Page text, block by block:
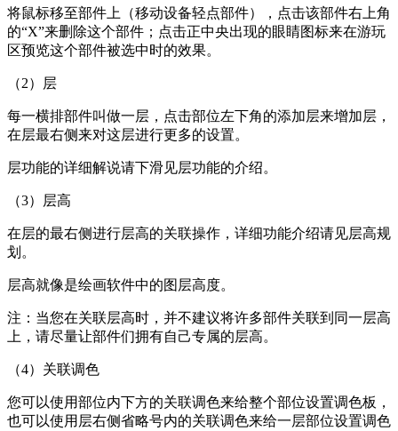
将鼠标移至部件上（移动设备轻点部件），点击该部件右上角
的“X”来删除这个部件；点击正中央出现的眼睛图标来在游玩
区预览这个部件被选中时的效果。
（2）层
每一横排部件叫做一层，点击部位左下角的添加层来增加层，
在层最右侧来对这层进行更多的设置。
层功能的详细解说请下滑见层功能的介绍。
（3）层高
在层的最右侧进行层高的关联操作，详细功能介绍请见层高规
划。
层高就像是绘画软件中的图层高度。
注：当您在关联层高时，并不建议将许多部件关联到同一层高
上，请尽量让部件们拥有自己专属的层高。
（4）关联调色
您可以使用部位内下方的关联调色来给整个部位设置调色板，
也可以使用层右侧省略号内的关联调色来给一层部位设置调色